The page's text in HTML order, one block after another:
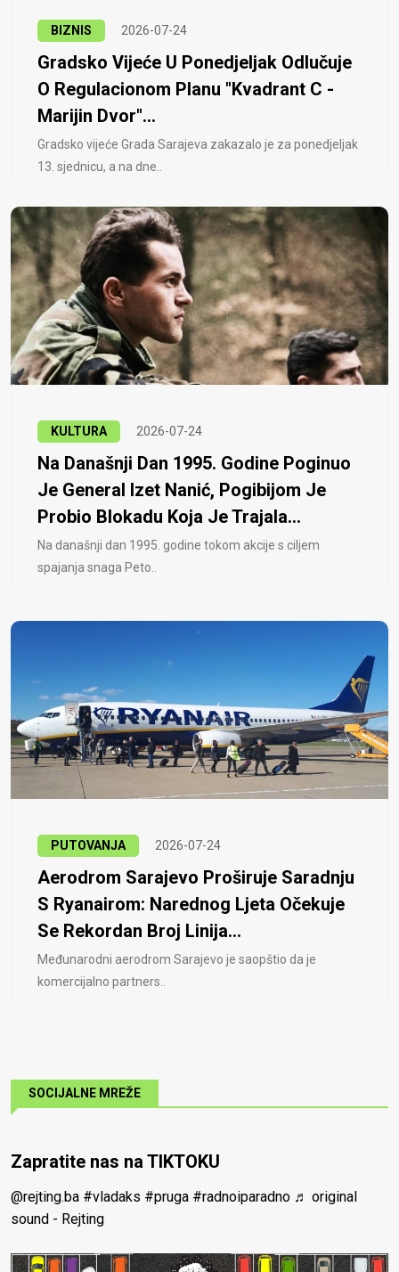
BIZNIS 2026-07-24
Gradsko Vijeće U Ponedjeljak Odlučuje
O Regulacionom Planu "Kvadrant C -
Marijin Dvor"...
Gradsko vijeće Grada Sarajeva zakazalo je za ponedjeljak
13. sjednicu, a na dne..
KULTURA 2026-07-24
Na Današnji Dan 1995. Godine Poginuo
Je General Izet Nanić, Pogibijom Je
Probio Blokadu Koja Je Trajala...
Na današnji dan 1995. godine tokom akcije s ciljem
spajanja snaga Peto..
PUTOVANJA 2026-07-24
Aerodrom Sarajevo Proširuje Saradnju
S Ryanairom: Narednog Ljeta Očekuje
Se Rekordan Broj Linija...
Međunarodni aerodrom Sarajevo je saopštio da je
komercijalno partners..
SOCIJALNE MREŽE
Zapratite nas na TIKTOKU
@rejting.ba #vladaks #pruga #radnoiparadno ♬ original
sound - Rejting